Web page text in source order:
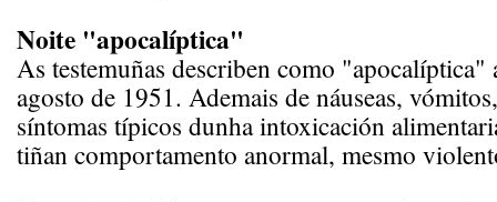
Noite "apocalíptica"
As testemuñas describen como "apocalíptica"
agosto de 1951. Ademais de náuseas,
síntomas típicos dunha intoxicación
tiñan comportamento anormal, mesmo